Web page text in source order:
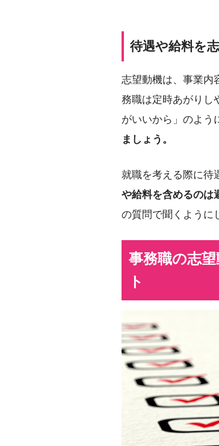
待遇や給料を
志望動機は、事業内
務職は定時あがりし
がいいから」のよう
ましょう。
就職を考える際に待
や給料を含めるのは
の質問で聞くように
事務職の志
ト